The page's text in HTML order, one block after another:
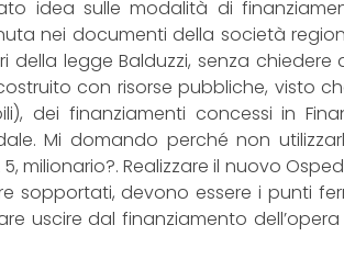
idea sulle modalità di
nei documenti della società
legge Balduzzi, senza
con risorse pubbliche, visto
dei finanziamenti concessi in
Mi domando perché non
milionario?. Realizzare il nuovo
sopportati, devono essere i punti
uscire dal finanziamento